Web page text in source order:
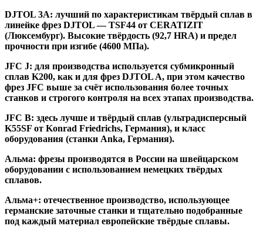
DJTOL 3A: лучший по характеристикам твёрдый сплав в
линейке фрез DJTOL — TSF44 от CERATIZIT
(Люксембург). Высокие твёрдость (92,7 HRA) и предел
прочности при изгибе (4600 МПа).
JFC J: для производства используется субмикронный
сплав K200, как и для фрез DJTOL A, при этом качество
фрез JFC выше за счёт использования более точных
станков и строгого контроля на всех этапах производства.
JFC B: здесь лучше и твёрдый сплав (ультрадисперсный
K55SF от Konrad Friedrichs, Германия), и класс
оборудования (станки Anka, Германия).
Альма: фрезы производятся в России на швейцарском
оборудовании с использованием немецких твёрдых
сплавов.
Альма+: отечественное производство, использующее
германские заточные станки и тщательно подобранные
под каждый материал европейские твёрдые сплавы.